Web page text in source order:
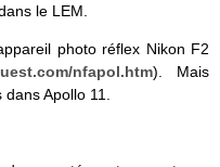
le LEM.
photo réflex Nikon F2
nfapol.htm). Mais
Apollo 11.